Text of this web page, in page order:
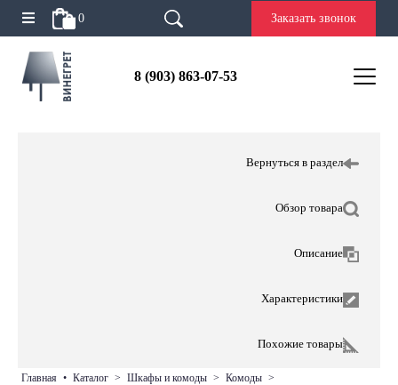
0 Заказать звонок
8 (903) 863-07-53
Вернуться в раздел
Обзор товара
Описание
Характеристики
Похожие товары
главная • каталог > шкафы и комоды > комоды >